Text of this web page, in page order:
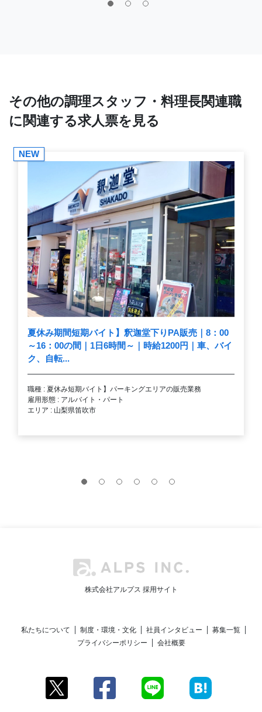
その他の調理スタッフ・料理長関連職
に関連する求人票を見る
NEW
夏休み期間短期バイト】釈迦堂下りPA販売｜8：00
～16：00の間｜1日6時間～｜時給1200円｜車、バイ
ク、自転...
職種 : 夏休み短期バイト】パーキングエリアの販売業務
雇用形態 : アルバイト・パート
エリア : 山梨県笛吹市
株式会社アルプス 採用サイト
私たちについて 制度・環境・文化 社員インタビュー
募集一覧
プライバシーポリシー
会社概要